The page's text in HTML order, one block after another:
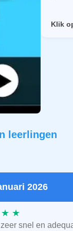
Klik
leerlingen
2026
★
zeer snel en